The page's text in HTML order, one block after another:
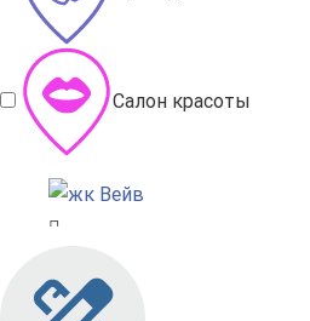
Салон красоты